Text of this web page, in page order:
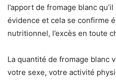
l’apport de fromage blanc
évidence et cela se confirme
nutritionnel, l’excès en toute
La quantité de fromage blanc
votre sexe, votre activité